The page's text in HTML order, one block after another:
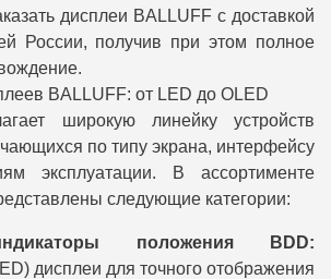
дисплеи BALLUFF с доставкой
России, получив при этом полное
BALLUFF: от LED до OLED
широкую линейку устройств
по типу экрана, интерфейсу
эксплуатации. В ассортименте
следующие категории:
положения BDD:
дисплеи для точного отображения